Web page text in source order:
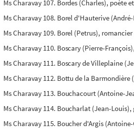
Ms Charavay 107. Bordes (Charles),
Ms Charavay 108. Borel d'Hauterive
Ms Charavay 109. Borel (Petrus),
Ms Charavay 110. Boscary (Pierre-
Ms Charavay 111. Boscary de Villeplaine
Ms Charavay 112. Bottu de la
Ms Charavay 113. Bouchacourt (Antoine-
Ms Charavay 114. Boucharlat (Jean-
Ms Charavay 115. Boucher d'Argis